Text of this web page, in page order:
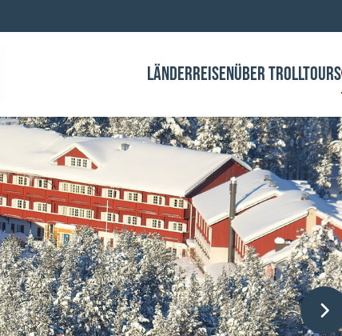
LÄNDERREISENÜBER TROLLTOURS